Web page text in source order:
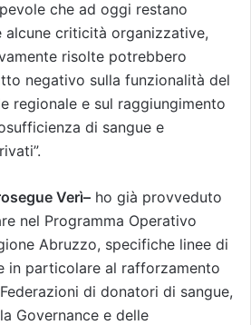
che ad oggi restano
criticità organizzative,
risolte potrebbero
negativo sulla funzionalità del
regionale e sul raggiungimento
di sangue e
Verì– ho già provveduto
nel Programma Operativo
Abruzzo, specifiche linee di
in particolare al rafforzamento
di donatori di sangue,
Governance e delle